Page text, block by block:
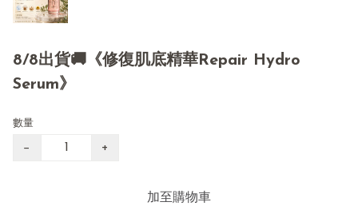
8/8出貨🚚《修復肌底精華Repair Hydro
Serum》
數量
− +
加至購物車